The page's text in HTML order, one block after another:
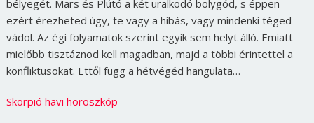
bélyegét. Mars és Plútó a két uralkodó bolygód, s éppen
ezért érezheted úgy, te vagy a hibás, vagy mindenki téged
vádol. Az égi folyamatok szerint egyik sem helyt álló. Emiatt
mielőbb tisztáznod kell magadban, majd a többi érintettel a
konfliktusokat. Ettől függ a hétvégéd hangulata…
Skorpió havi horoszkóp